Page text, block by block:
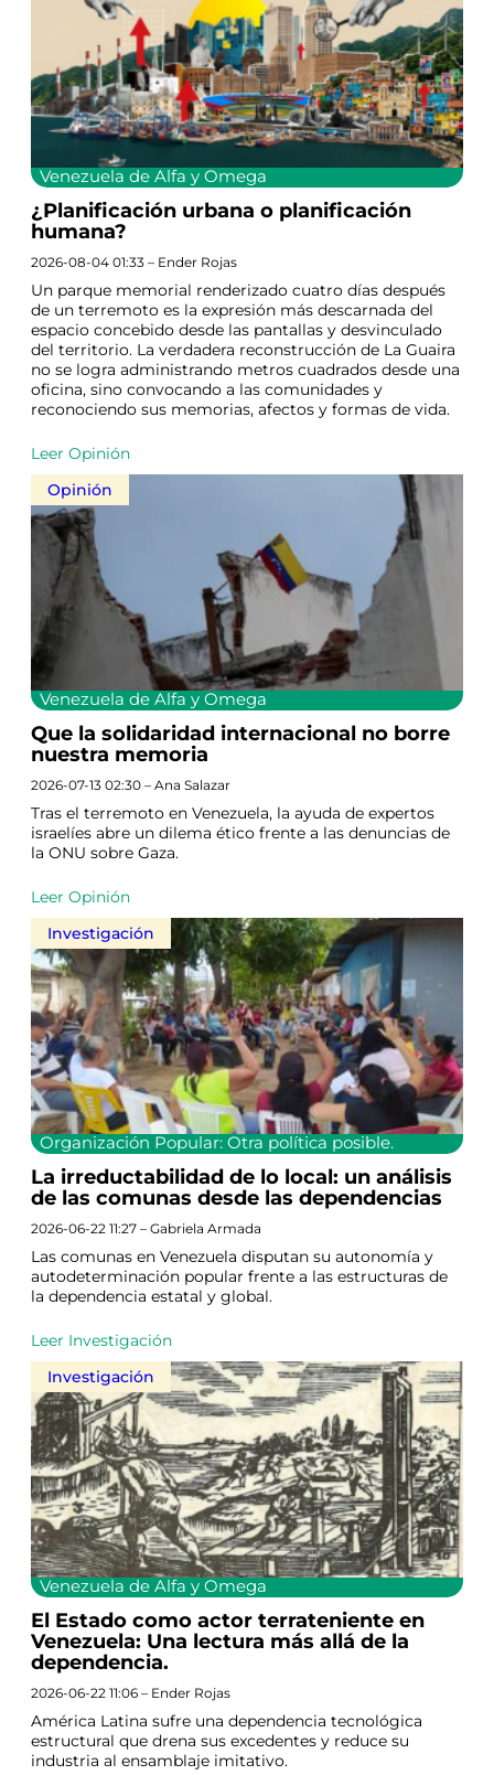
Venezuela de Alfa y Omega
¿Planificación urbana o planificación
humana?
2026-08-04 01:33 – Ender Rojas
Un parque memorial renderizado cuatro días después
de un terremoto es la expresión más descarnada del
espacio concebido desde las pantallas y desvinculado
del territorio. La verdadera reconstrucción de La Guaira
no se logra administrando metros cuadrados desde una
oficina, sino convocando a las comunidades y
reconociendo sus memorias, afectos y formas de vida.
Leer Opinión
Opinión
Venezuela de Alfa y Omega
Que la solidaridad internacional no borre
nuestra memoria
2026-07-13 02:30 – Ana Salazar
Tras el terremoto en Venezuela, la ayuda de expertos
israelíes abre un dilema ético frente a las denuncias de
la ONU sobre Gaza.
Leer Opinión
Investigación
Organización Popular: Otra política posible.
La irreductabilidad de lo local: un análisis
de las comunas desde las dependencias
2026-06-22 11:27 – Gabriela Armada
Las comunas en Venezuela disputan su autonomía y
autodeterminación popular frente a las estructuras de
la dependencia estatal y global.
Leer Investigación
Investigación
Venezuela de Alfa y Omega
El Estado como actor terrateniente en
Venezuela: Una lectura más allá de la
dependencia.
2026-06-22 11:06 – Ender Rojas
América Latina sufre una dependencia tecnológica
estructural que drena sus excedentes y reduce su
industria al ensamblaje imitativo.